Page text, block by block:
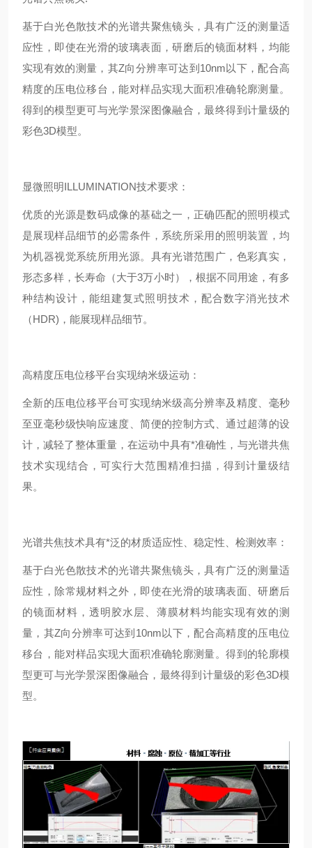
基于白光色散技术的光谱共聚焦镜头，具有广泛的测量适
应性，即使在光滑的玻璃表面，研磨后的镜面材料，均能
实现有效的测量，其Z向分辨率可达到10nm以下，配合高
精度的压电位移台，能对样品实现大面积准确轮廓测量。
得到的模型更可与光学景深图像融合，最终得到计量级的
彩色3D模型。
显微照明ILLUMINATION技术要求：
优质的光源是数码成像的基础之一，正确匹配的照明模式
是展现样品细节的必需条件，系统所采用的照明装置，均
为机器视觉系统所用光源。具有光谱范围广，色彩真实，
形态多样，长寿命（大于3万小时），根据不同用途，有多
种结构设计，能组建复式照明技术，配合数字消光技术
（HDR)，能展现样品细节。
高精度压电位移平台实现纳米级运动：
全新的压电位移平台可实现纳米级高分辨率及精度、毫秒
至亚毫秒级快响应速度、简便的控制方式、通过超薄的设
计，减轻了整体重量，在运动中具有*准确性，与光谱共焦
技术实现结合，可实行大范围精准扫描，得到计量级结
果。
光谱共焦技术具有*泛的材质适应性、稳定性、检测效率：
基于白光色散技术的光谱共聚焦镜头，具有广泛的测量适
应性，除常规材料之外，即使在光滑的玻璃表面、研磨后
的镜面材料，透明胶水层、薄膜材料均能实现有效的测
量，其Z向分辨率可达到10nm以下，配合高精度的压电位
移台，能对样品实现大面积准确轮廓测量。得到的轮廓模
型更可与光学景深图像融合，最终得到计量级的彩色3D模
型。